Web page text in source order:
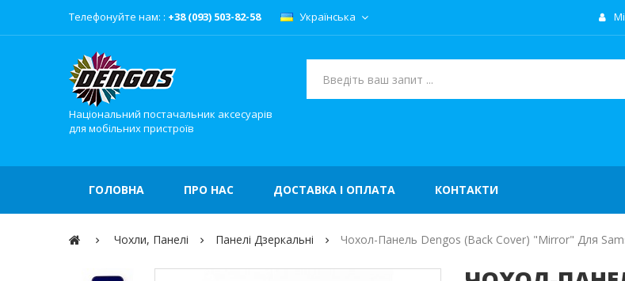
Телефонуйте нам: : +38 (093) 503-82-58 Українська
Національний постачальник аксесуарів
для мобільних пристроїв
ГОЛОВНА ПРО НАС ДОСТАВКА І ОПЛАТА КОНТАКТИ
Чохли, Панелі Панелі Дзеркальні Чохол-Панель Dengos (Back Cover) "Mirror" Для